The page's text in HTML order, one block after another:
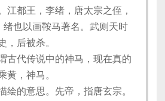
江都王，李绪，唐太宗之侄，
绪也以画鞍马著名。武则天时
，后被杀。
古代传说中的神马，现在真的
黄，神马。
绘的意思。先帝，指唐玄宗。